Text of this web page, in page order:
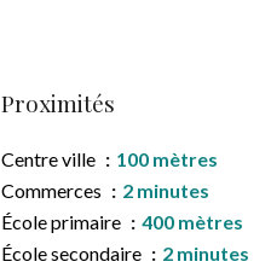
Proximités
Centre ville
100 mètres
Commerces
2 minutes
École primaire
400 mètres
École secondaire
2 minutes